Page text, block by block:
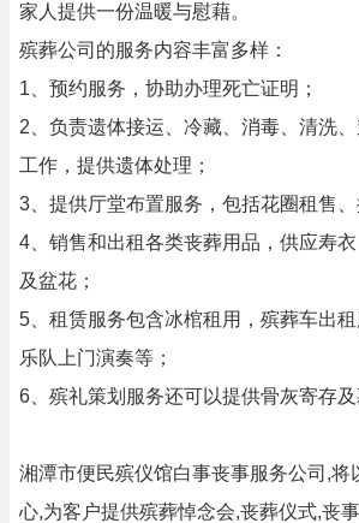
家人提供一份温暖与慰藉。
殡葬公司的服务内容丰富多样：
1、预约服务，协助办理死亡证明；
2、负责遗体接运、冷藏、消毒、清洗
工作，提供遗体处理；
3、提供厅堂布置服务，包括花圈租售、
4、销售和出租各类丧葬用品，供应寿
及盆花；
5、租赁服务包含冰棺租用，殡葬车出租
乐队上门演奏等；
6、殡礼策划服务还可以提供骨灰寄存及
湘潭市便民殡仪馆白事丧事服务公司,将
心,为客户提供殡葬悼念会,丧葬仪式,丧